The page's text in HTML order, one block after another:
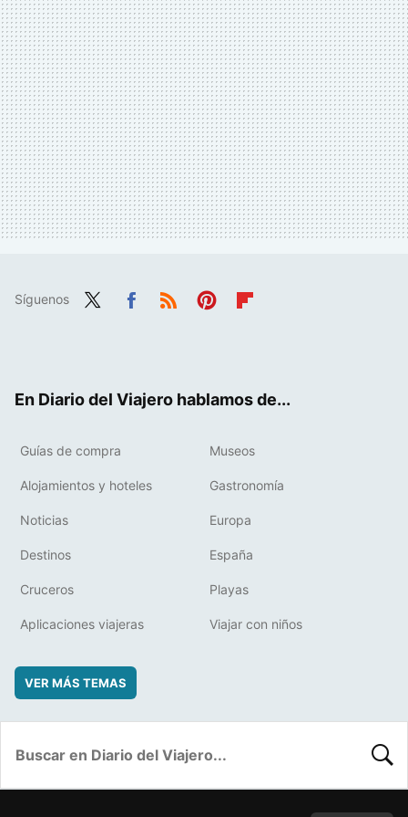
Síguenos
En Diario del Viajero hablamos de...
Guías de compra Museos
Alojamientos y hoteles Gastronomía
Noticias Europa
Destinos España
Cruceros Playas
Aplicaciones viajeras Viajar con niños
VER MÁS TEMAS